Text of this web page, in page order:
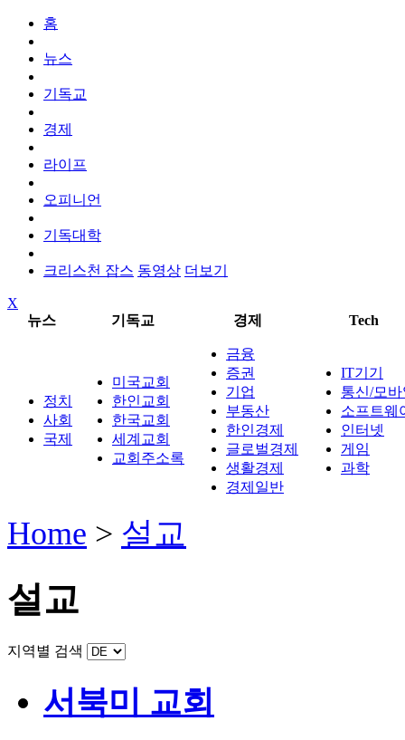
홈
뉴스
기독교
경제
라이프
오피니언
기독대학
크리스천 잡스 동영상 더보기
X
뉴스
기독교 경제 Tech
정치
사회
국제
미국교회
한인교회
한국교회
세계교회
교회주소록
금융
증권
기업
부동산
한인경제
글로벌경제
생활경제
경제일반
IT기기
통신/모
소프트웨
인터넷
게임
과학
Home > 설교
설교
지역별 검색
서북미 교회